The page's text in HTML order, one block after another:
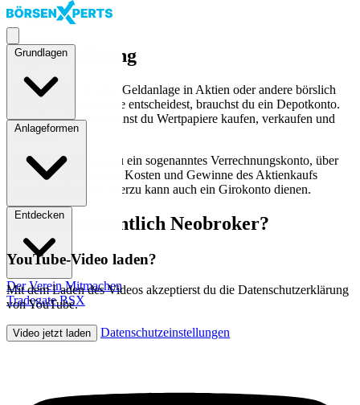
Direkt zum Inhalt
Direkt zum Inhalt
Grundlagen
Anlageformen
Entdecken
Der VereinMitmachen
Tradegate BSX (öffnet in neuem Fenster)
Basics
Depoteröffnung
Wenn du dich für eine Geldanlage in Aktien oder andere börslich
gehandelte Wertpapiere entscheidest, brauchst du ein Depotkonto.
Über dieses Konto kannst du Wertpapiere kaufen, verkaufen und
verwalten.
Zusätzlich benötigst du ein sogenanntes Verrechnungskonto, über
welches die jeweiligen Kosten und Gewinne des Aktienkaufs
verrechnet werden. Hierzu kann auch ein Girokonto dienen.
Was sind eigentlich Neobroker?
YouTube-Video laden?
Mit dem Laden des Videos akzeptierst du die Datenschutzerklärung
von YouTube.
Video jetzt laden Datenschutzeinstellungen